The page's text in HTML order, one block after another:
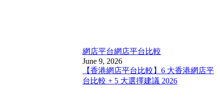
網店平台網店平台比較
June 9, 2026
【香港網店平台比較】6 大香港網店平
台比較 + 5 大選擇建議 2026